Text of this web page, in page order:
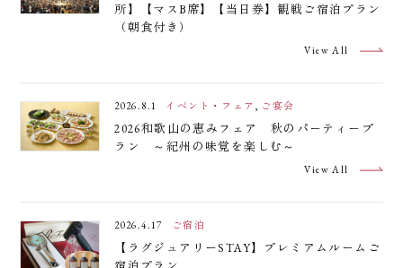
所】【マスB席】【当日券】観戦ご宿泊プラン
（朝食付き）
View All
2026.8.1 イベント・フェア , ご宴会
2026和歌山の恵みフェア 秋のパーティープ
ラン ～紀州の味覚を楽しむ～
View All
2026.4.17 ご宿泊
【ラグジュアリーSTAY】プレミアムルームご